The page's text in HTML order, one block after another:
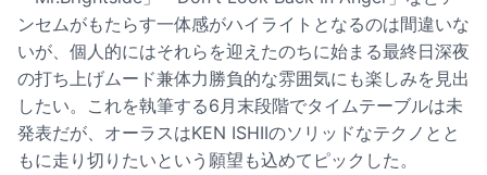
ンセムがもたらす一体感がハイライトとなるのは間違いな
いが、個人的にはそれらを迎えたのちに始まる最終日深夜
の打ち上げムード兼体力勝負的な雰囲気にも楽しみを見出
したい。これを執筆する6月末段階でタイムテーブルは未
発表だが、オーラスはKEN ISHIIのソリッドなテクノとと
もに走り切りたいという願望も込めてピックした。